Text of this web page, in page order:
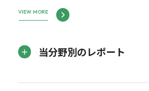
VIEW MORE
当分野別のレポート